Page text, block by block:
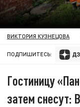
ВИКТОРИЯ КУЗНЕЦОВА
ПОДПИШИТЕСЬ:
Гостиницу
затем снесут: